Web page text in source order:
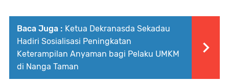
Baca Juga : Ketua Dekranasda Sekadau
Hadiri Sosialisasi Peningkatan
Keterampilan Anyaman bagi Pelaku UMKM
di Nanga Taman